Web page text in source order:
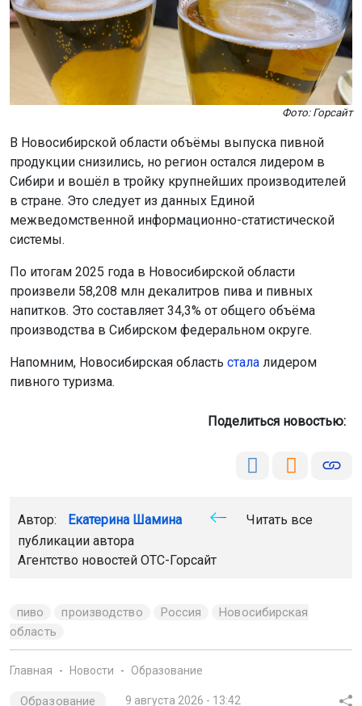
Фото: Горсайт
В Новосибирской области объёмы выпуска пивной
продукции снизились, но регион остался лидером в
Сибири и вошёл в тройку крупнейших производителей
в стране. Это следует из данных Единой
межведомственной информационно-статистической
системы.
По итогам 2025 года в Новосибирской области
произвели 58,208 млн декалитров пива и пивных
напитков. Это составляет 34,3% от общего объёма
производства в Сибирском федеральном округе.
Напомним, Новосибирская область стала лидером
пивного туризма.
Поделиться новостью:
Автор: Екатерина Шамина
Читать все
публикации автора
Агентство новостей ОТС-Горсайт
пиво производство Россия
Новосибирская
область
Главная Новости Образование
Образование 9 августа 2026 - 13:42